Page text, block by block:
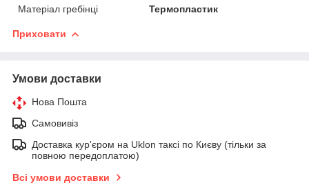
Матеріал гребінці
Термопластик
Приховати
Умови доставки
Нова Пошта
Самовивіз
Доставка кур'єром на Uklon таксі по Києву (тільки за
повною передоплатою)
Всі умови доставки